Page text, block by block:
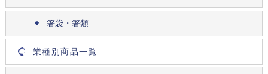
箸袋・箸類
業種別商品一覧